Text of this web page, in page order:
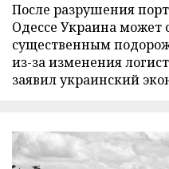
После разрушения
Одессе Украина может
существенным
из-за изменения
заявил украинский